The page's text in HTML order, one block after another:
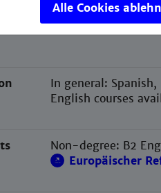
You can find the
In general:
English courses
Non-degree: B2
Europäischer
Alle Cookies